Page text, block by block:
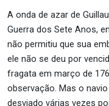
A onda de azar de
Guerra dos Sete Anos,
não permitiu que sua
ele não se deu por
fragata em março de
observação. Mas o
desviado várias vezes